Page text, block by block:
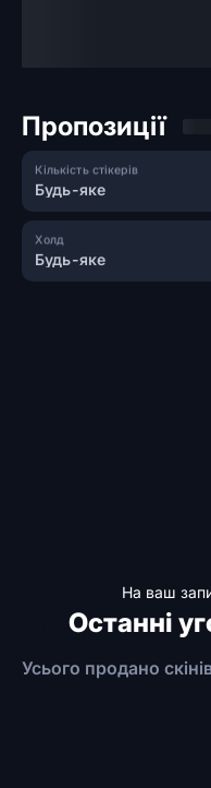
Пропозиції
Будь-яке
Кількість стікерів
Будь-яке
Холд
На ваш
Останні
Усього продано